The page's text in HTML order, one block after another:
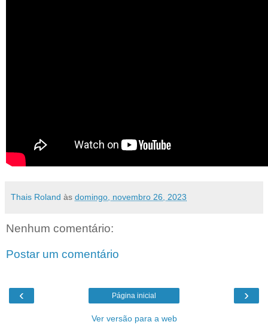
Thais Roland às domingo, novembro 26, 2023
Nenhum comentário:
Postar um comentário
‹ ›
Página inicial
Ver versão para a web